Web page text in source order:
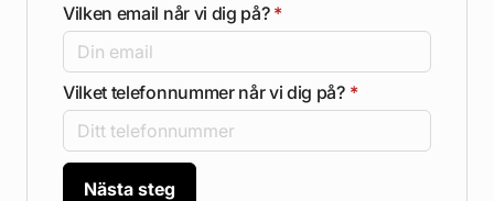
Vilken email når vi dig på? *
Vilket telefonnummer når vi dig på? *
Nästa steg